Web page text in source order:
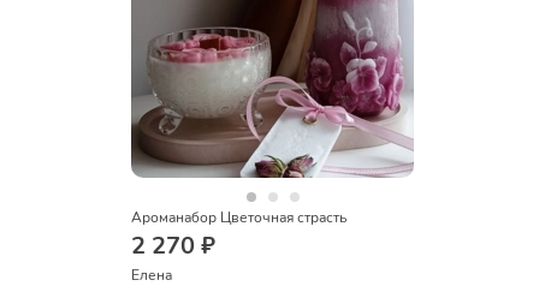
Ароманабор Цветочная страсть
2 270 ₽
Елена